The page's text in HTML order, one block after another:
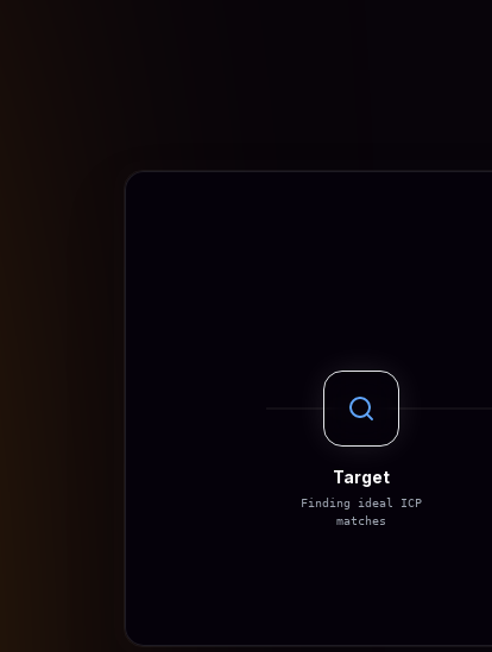
Target
Finding ideal ICP
matches